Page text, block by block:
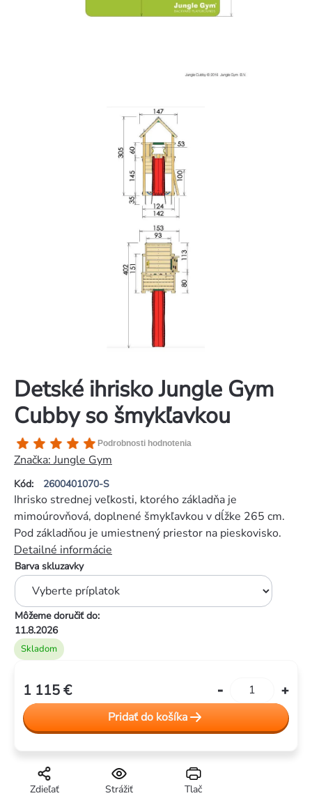
Detské ihrisko Jungle Gym
Cubby so šmykľavkou
Kód: 2600401070-S
Priemerné
hodnotenie
produktu
je
5,0
z
5
hviezdičiek.
Podrobnosti hodnotenia
Značka:Jungle Gym
Skladom
Barva skluzavky
Môžeme doručiť do:
11.8.2026
Ihrisko strednej veľkosti, ktorého základňa je
mimoúrovňová, doplnené šmykľavkou v dĺžke 265 cm.
Pod základňou je umiestnený priestor na pieskovisko.
Detailné informácie
Tlač
Strážiť
Zdieľať
1 115 €
cena:Pridať do košíka